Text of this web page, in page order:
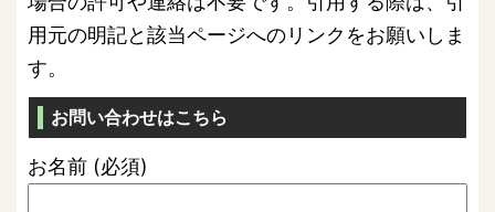
用元の明記と該当ページへのリンクをお願いしま
す。
お問い合わせはこちら
お名前 (必須)